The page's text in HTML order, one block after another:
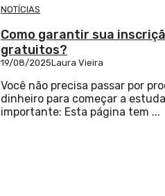
NOTÍCIAS
Como garantir sua
gratuitos?
19/08/2025Laura Vieira
Você não precisa passar por
dinheiro para começar a
importante: Esta página tem ...